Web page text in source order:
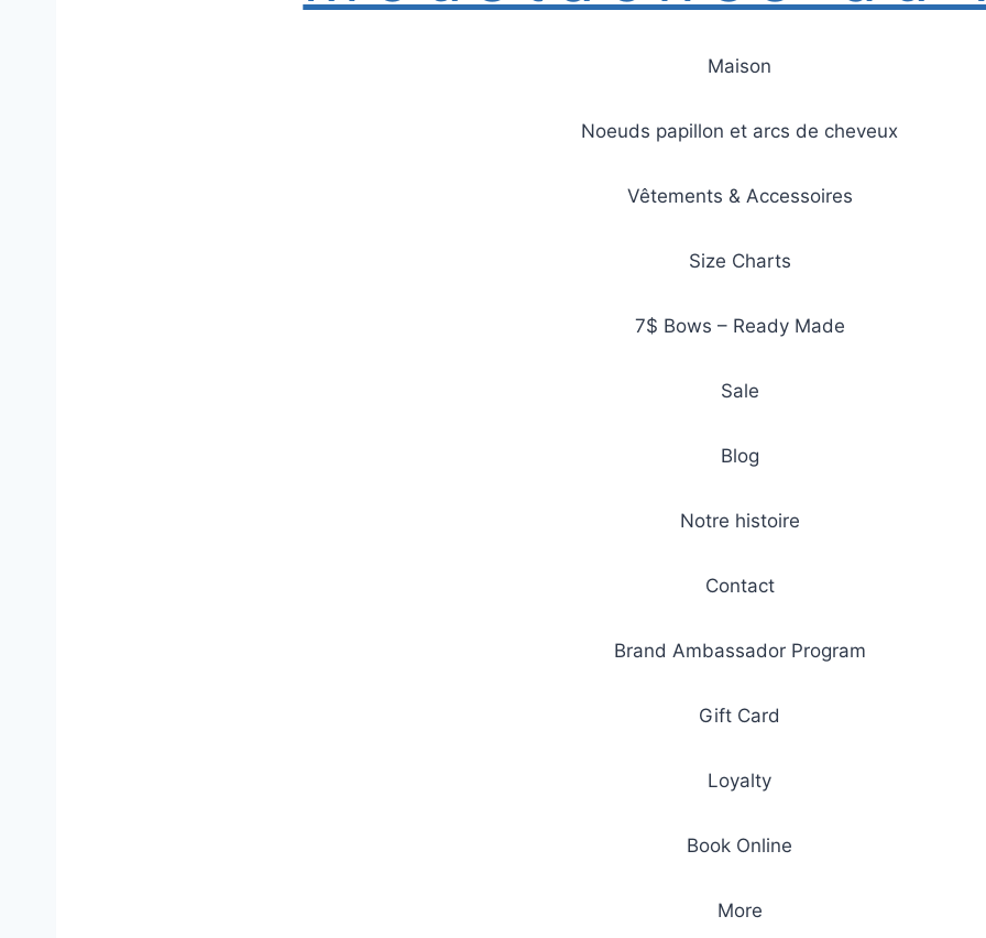
Maison
Noeuds papillon et arcs de cheveux
Vêtements & Accessoires
Size Charts
7$ Bows – Ready Made
Sale
Blog
Notre histoire
Contact
Brand Ambassador Program
Gift Card
Loyalty
Book Online
More